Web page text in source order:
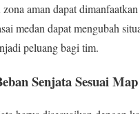
zona aman dapat
medan dapat mengubah
peluang bagi tim.
Senjata Sesuai Map